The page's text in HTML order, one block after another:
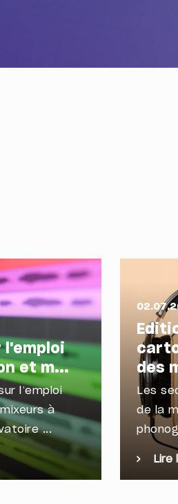
l'emploi
et m...
l’emploi
à
...
des
Les
de la
Lire